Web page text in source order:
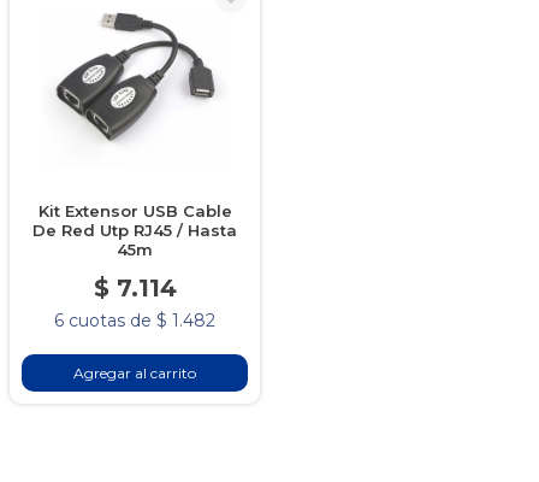
Kit Extensor USB Cable
De Red Utp RJ45 / Hasta
45m
$ 7.114
6 cuotas de $ 1.482
Agregar al carrito